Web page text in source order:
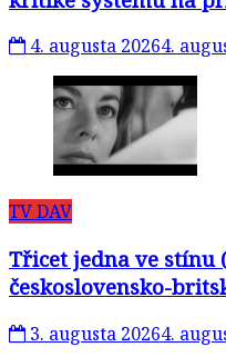
4. augusta 20264.
TV DAV
Třicet jedna ve stínu
československo-
3. augusta 20264.